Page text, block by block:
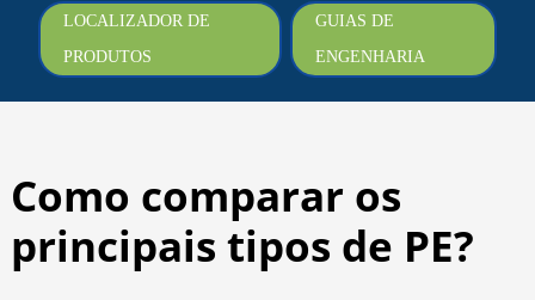
LOCALIZADOR DE
PRODUTOS
GUIAS DE
ENGENHARIA
Como comparar os
principais tipos de PE?